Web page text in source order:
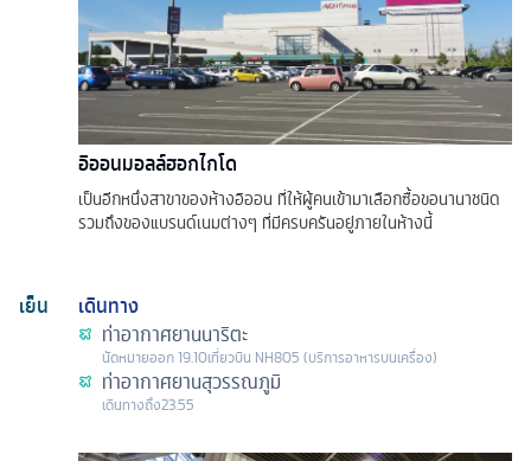
อิออนมอลล์ฮอกไกโด
เป็นอีกหนึ่งสาขาของห้างอิออน ที่ให้ผู้คนเข้ามาเลือกซื้อขอนานาชนิด
รวมถึงของแบรนด์เนมต่างๆ ที่มีครบครันอยู่ภายในห้างนี้
เย็น
เดินทาง
ท่าอากาศยานนาริตะ
นัดหมายออก19.10เที่ยวบิน NH805 (บริการอาหารบนเครื่อง)
ท่าอากาศยานสุวรรณภูมิ
เดินทางถึง23.55